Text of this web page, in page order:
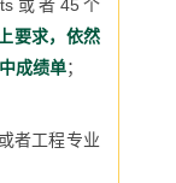
或者 45个
要求，依然
成绩单；
者工程专业